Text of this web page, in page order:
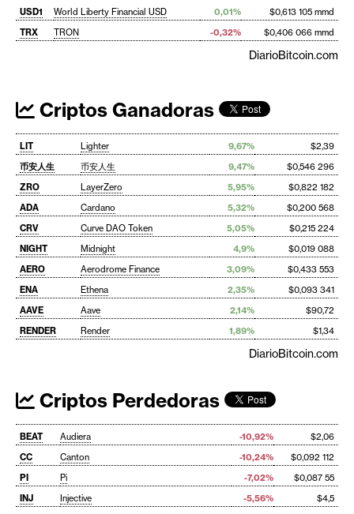
USD1 World Liberty Financial USD 0,01%
$0,613 105 mmd
TRX
TRON -0,32% $0,406 066 mmd
DiarioBitcoin.com
Criptos Ganadoras
LIT Lighter 9,67%
$2,39
币安人生
币安人生 9,47%
$0,546 296
ZRO
LayerZero 5,95%
$0,822 182
ADA
Cardano 5,32%
$0,200 568
CRV
Curve DAO Token 5,05%
$0,215 224
NIGHT
Midnight 4,9%
$0,019 088
AERO
Aerodrome Finance 3,09%
$0,433 553
ENA
Ethena 2,35%
$0,093 341
AAVE
Aave 2,14%
$90,72
RENDER
Render 1,89% $1,34
DiarioBitcoin.com
Criptos Perdedoras
BEAT Audiera -10,92%
$2,06
CC
Canton -10,24%
$0,092 112
PI
Pi -7,02%
$0,087 55
INJ
Injective -5,56%
$4,5